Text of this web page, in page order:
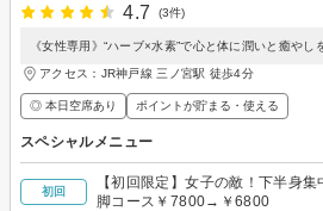
4.7
(3件)
《女性専用》“ハーブ×水素”で心と体に潤いと癒やし
アクセス：JR神戸線 三ノ宮駅 徒歩4分
◎ 本日空席あり ポイントが貯まる・使える
スペシャルメニュー
初回
【初回限定】女子の敵！下半身
脚コース￥7800→￥6800